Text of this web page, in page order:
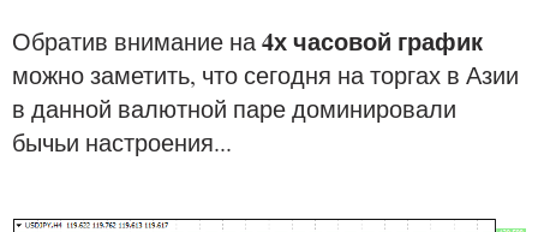
Обратив внимание на4х часовой график
можно заметить, что сегодня на торгах в Азии
в данной валютной паре доминировали
бычьи настроения...